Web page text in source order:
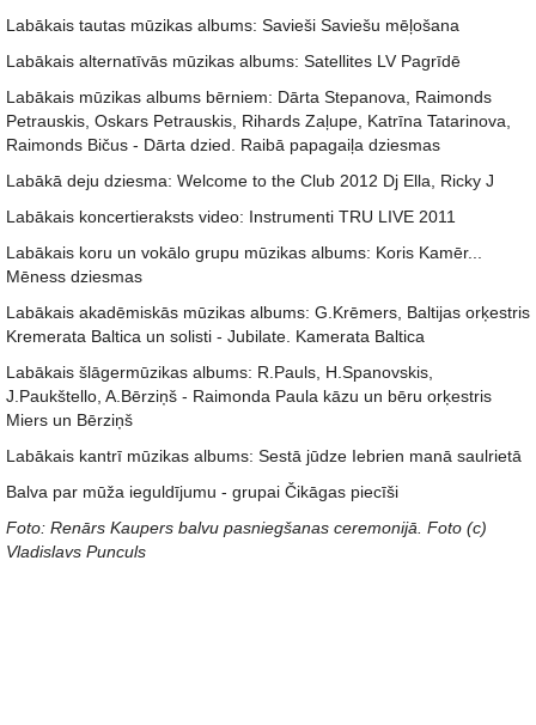
Labākais tautas mūzikas albums: Savieši Saviešu mēļošana
Labākais alternatīvās mūzikas albums: Satellites LV Pagrīdē
Labākais mūzikas albums bērniem: Dārta Stepanova, Raimonds
Petrauskis, Oskars Petrauskis, Rihards Zaļupe, Katrīna Tatarinova,
Raimonds Bičus - Dārta dzied. Raibā papagaiļa dziesmas
Labākā deju dziesma: Welcome to the Club 2012 Dj Ella, Ricky J
Labākais koncertieraksts video: Instrumenti TRU LIVE 2011
Labākais koru un vokālo grupu mūzikas albums: Koris Kamēr...
Mēness dziesmas
Labākais akadēmiskās mūzikas albums: G.Krēmers, Baltijas orķestris
Kremerata Baltica un solisti - Jubilate. Kamerata Baltica
Labākais šlāgermūzikas albums: R.Pauls, H.Spanovskis,
J.Paukštello, A.Bērziņš - Raimonda Paula kāzu un bēru orķestris
Miers un Bērziņš
Labākais kantrī mūzikas albums: Sestā jūdze Iebrien manā saulrietā
Balva par mūža ieguldījumu - grupai Čikāgas piecīši
Foto: Renārs Kaupers balvu pasniegšanas ceremonijā. Foto (c)
Vladislavs Punculs